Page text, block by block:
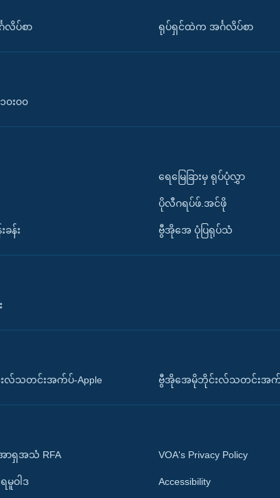
လိပ်စာ ရုပ်ရှင်ထဲက အင်္ဂလိပ်စာ
၀း၀၀
ခန်း
ရေမြေခြားမှ ရုပ်ပုံလွှာ
ပိုလီဂရပ်ဖ်.အင်ဖို
ဗွီအိုအေ ပုံပြရုပ်သံ
လ်သတင်းအက်ပ်-Apple ဗွီအိုအေမိုဘိုင်းလ်သတင်းအက်ပ်
ရှအသံ RFA
မူဝါဒ
VOA's Privacy Policy
Accessibility